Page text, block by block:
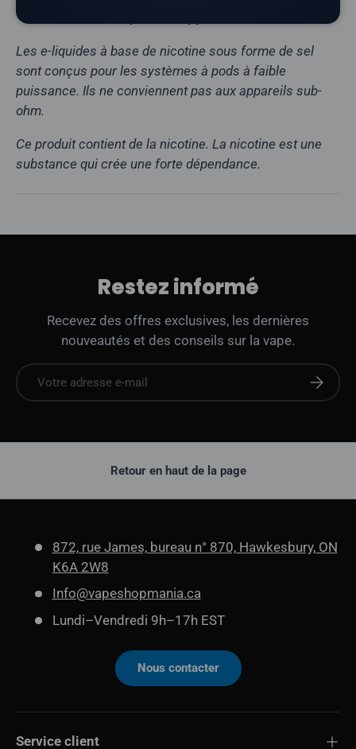
Les e-liquides à base de nicotine sous forme de sel
sont conçus pour les systèmes à pods à faible
puissance. Ils ne conviennent pas aux appareils sub-
ohm.
Ce produit contient de la nicotine. La nicotine est une
substance qui crée une forte dépendance.
Restez informé
Recevez des offres exclusives, les dernières
nouveautés et des conseils sur la vape.
E-mail
Retour en haut de la page
872, rue James, bureau n° 870, Hawkesbury, ON
K6A 2W8
Info@vapeshopmania.ca
Lundi–Vendredi 9h–17h EST
Nous contacter
Service client